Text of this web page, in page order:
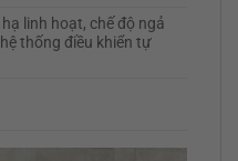
linh hoạt, chế độ ngả
thống điều khiển tự